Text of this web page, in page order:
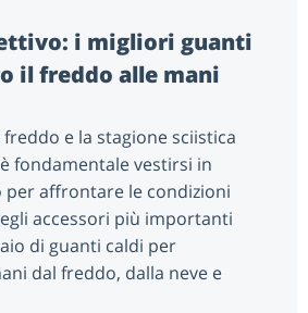
i migliori guanti
il freddo alle mani
e la stagione sciistica
fondamentale vestirsi in
per affrontare le condizioni
accessori più importanti
di guanti caldi per
dal freddo, dalla neve e